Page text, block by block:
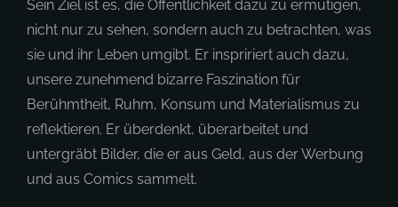
DE
Sein Ziel ist es, die Öffentlichkeit dazu zu ermutigen,
nicht nur zu sehen, sondern auch zu betrachten, was
sie und ihr Leben umgibt. Er inspririert auch dazu,
unsere zunehmend bizarre Faszination für
Berühmtheit, Ruhm, Konsum und Materialismus zu
reflektieren. Er überdenkt, überarbeitet und
untergräbt Bilder, die er aus Geld, aus der Werbung
und aus Comics sammelt.